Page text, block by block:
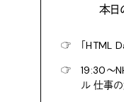
本日
☞
「HTML
☞
19:30〜
ル 仕事の